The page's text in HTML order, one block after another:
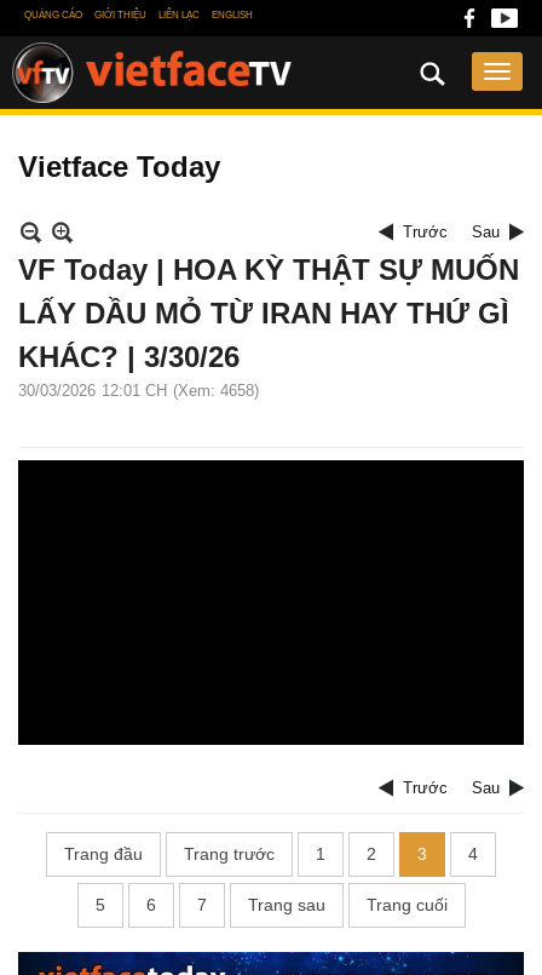
QUẢNG CÁO GIỚI THIỆU LIÊN LẠC ENGLISH
Vietface Today
Trước Sau
VF Today | HOA KỲ THẬT SỰ MUỐN
LẤY DẦU MỎ TỪ IRAN HAY THỨ GÌ
KHÁC? | 3/30/26
30/03/2026 12:01 CH (Xem: 4658)
Trước Sau
Trang đầu Trang trước 1 2 3 4
5 6 7 Trang sau Trang cuối